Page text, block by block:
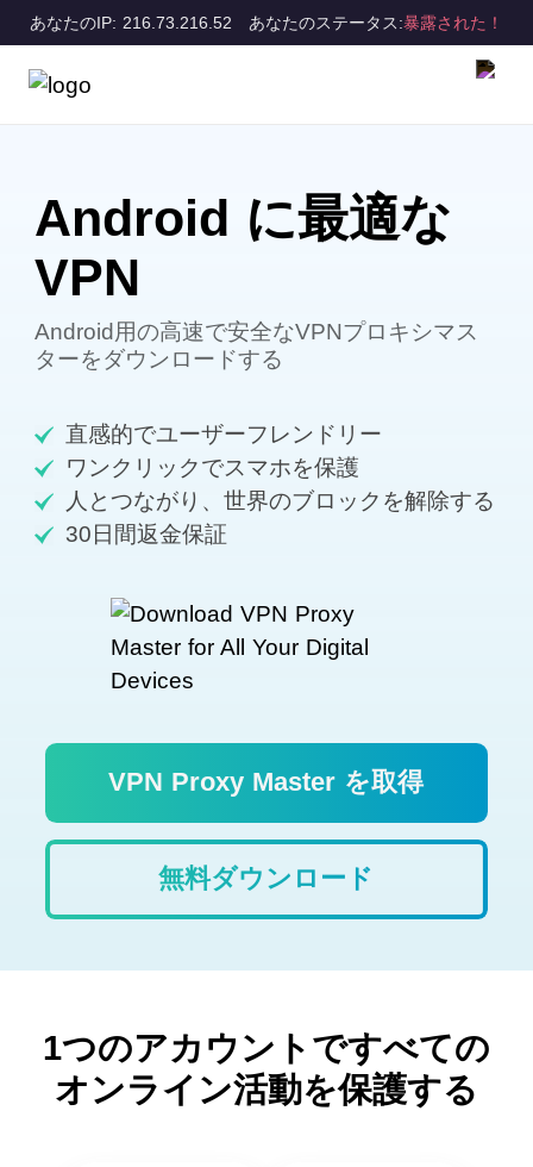
あなたのIP: 216.73.216.52 あなたのステータス:暴露された！
Android に最適な
VPN
Android用の高速で安全なVPNプロキシマス
ターをダウンロードする
直感的でユーザーフレンドリー
ワンクリックでスマホを保護
人とつながり、世界のブロックを解除する
30日間返金保証
VPN Proxy Master を取得
無料ダウンロード
1つのアカウントですべての
オンライン活動を保護する